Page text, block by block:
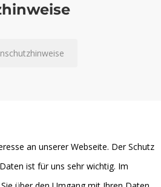
an unserer Webseite. Der Schutz
ist für uns sehr wichtig. Im